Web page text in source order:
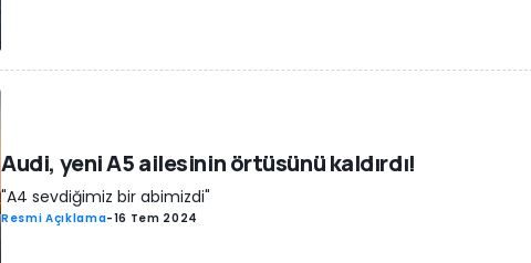
Audi, yeni A5 ailesinin örtüsünü kaldırdı!
"A4 sevdiğimiz bir abimizdi"
Resmi Açıklama-16 Tem 2024